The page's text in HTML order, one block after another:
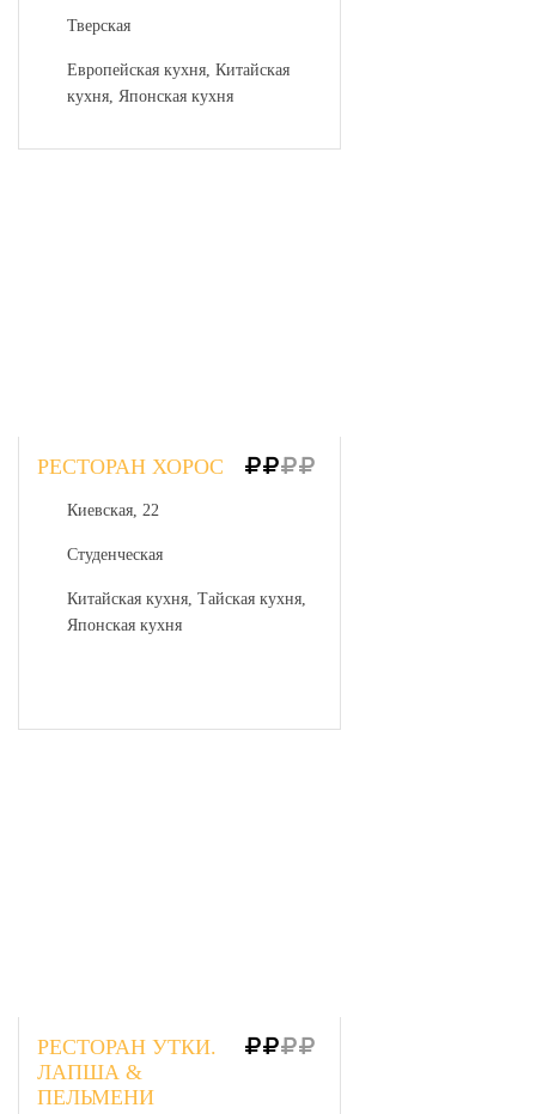
Тверская
Европейская кухня, Китайская
кухня, Японская кухня
РЕСТОРАН ХОРОС
Киевская, 22
Студенческая
Китайская кухня, Тайская кухня,
Японская кухня
РЕСТОРАН УТКИ.
ЛАПША &
ПЕЛЬМЕНИ